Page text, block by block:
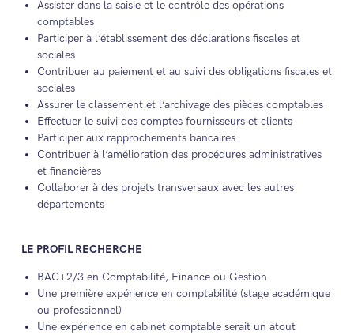
Assister dans la saisie et le contrôle des opérations
comptables
Participer à l’établissement des déclarations fiscales et
sociales
Contribuer au paiement et au suivi des obligations fiscales et
sociales
Assurer le classement et l’archivage des pièces comptables
Effectuer le suivi des comptes fournisseurs et clients
Participer aux rapprochements bancaires
Contribuer à l’amélioration des procédures administratives
et financières
Collaborer à des projets transversaux avec les autres
départements
LE PROFIL RECHERCHE
BAC+2/3 en Comptabilité, Finance ou Gestion
Une première expérience en comptabilité (stage académique
ou professionnel)
Une expérience en cabinet comptable serait un atout